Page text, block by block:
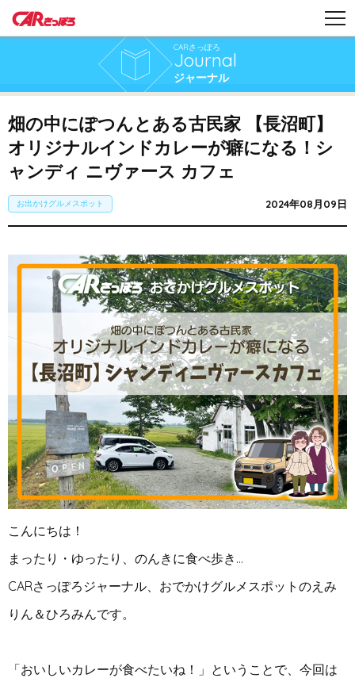
CARさっぽろ
Journal
ジャーナル
畑の中にぽつんとある古民家 【長沼町】
オリジナルインドカレーが癖になる！シ
ャンディ ニヴァース カフェ
お出かけグルメスポット 2024年08月09日
こんにちは！
まったり・ゆったり、のんきに食べ歩き…
CARさっぽろジャーナル、おでかけグルメスポットのえみ
りん＆ひろみんです。
「おいしいカレーが食べたいね！」ということで、今回は